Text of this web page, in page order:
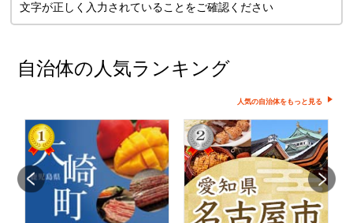
文字が正しく入力されていることをご確認ください
自治体の人気ランキング
人気の自治体をもっと見る